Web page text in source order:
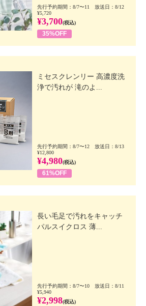
先行予約期間：8/7〜11 放送日：8/12
¥5,720
¥3,700(税込)
35%OFF
ミセスクレンリー 高濃度洗
浄で汚れが 滝のよ...
先行予約期間：8/7〜12 放送日：8/13
¥12,800
¥4,980(税込)
61%OFF
長い毛足で汚れをキャッチ
パルスイクロス 薄...
先行予約期間：8/7〜10 放送日：8/11
¥5,940
¥2,998(税込)